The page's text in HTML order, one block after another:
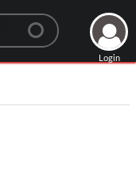
Login